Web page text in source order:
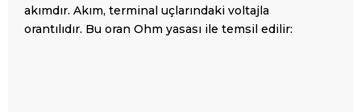
akımdır. Akım, terminal uçlarındaki voltajla
orantılıdır. Bu oran Ohm yasası ile temsil edilir: